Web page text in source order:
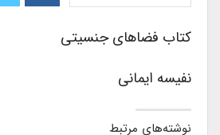
کتاب فضاهای جنسیتی
نفیسه ایمانی
نوشته‌های مرتبط